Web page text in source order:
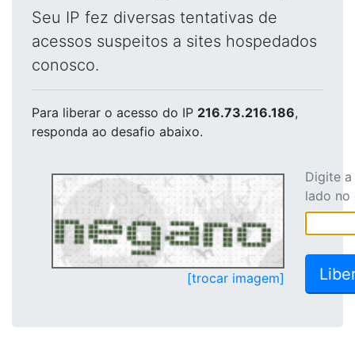
Seu IP fez diversas tentativas de
acessos suspeitos a sites hospedados
conosco.
Para liberar o acesso do IP 216.73.216.186,
responda ao desafio abaixo.
[trocar imagem]
Digite
lado no